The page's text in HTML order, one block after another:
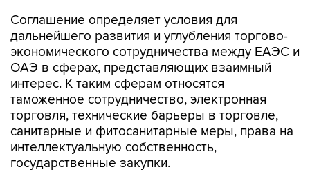
Соглашение определяет условия для
дальнейшего развития и углубления торгово-
экономического сотрудничества между ЕАЭС и
ОАЭ в сферах, представляющих взаимный
интерес. К таким сферам относятся
таможенное сотрудничество, электронная
торговля, технические барьеры в торговле,
санитарные и фитосанитарные меры, права на
интеллектуальную собственность,
государственные закупки.